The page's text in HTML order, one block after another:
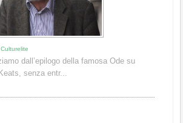
dall’epilogo della famosa Ode su
senza entr...